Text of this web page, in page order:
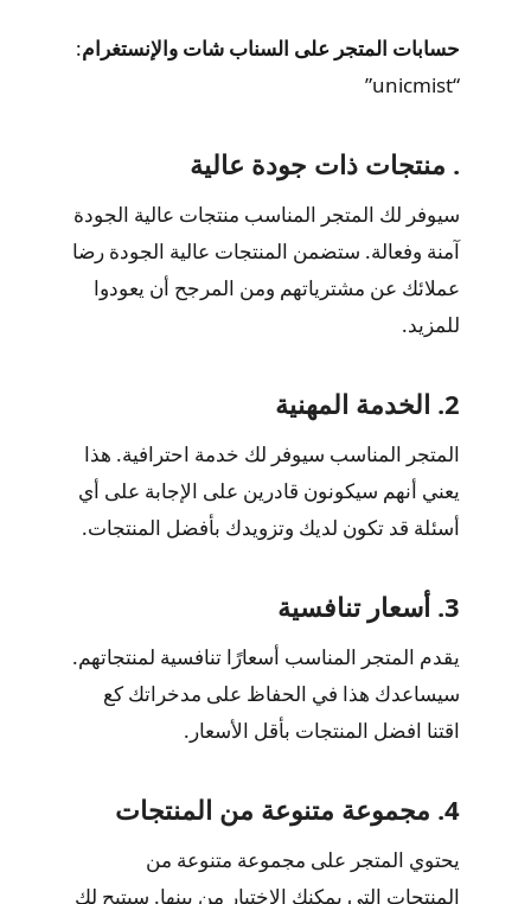
حسابات المتجر على السناب شات والإنستغرام:
“unicmist”
. منتجات ذات جودة عالية
سيوفر لك المتجر المناسب منتجات عالية الجودة
آمنة وفعالة. ستضمن المنتجات عالية الجودة رضا
عملائك عن مشترياتهم ومن المرجح أن يعودوا
للمزيد.
2. الخدمة المهنية
المتجر المناسب سيوفر لك خدمة احترافية. هذا
يعني أنهم سيكونون قادرين على الإجابة على أي
أسئلة قد تكون لديك وتزويدك بأفضل المنتجات.
3. أسعار تنافسية
يقدم المتجر المناسب أسعارًا تنافسية لمنتجاتهم.
سيساعدك هذا في الحفاظ على مدخراتك كع
اقتنا افضل المنتجات بأقل الأسعار.
4. مجموعة متنوعة من المنتجات
يحتوي المتجر على مجموعة متنوعة من
المنتجات التي يمكنك الاختيار من بينها. سيتيح لك